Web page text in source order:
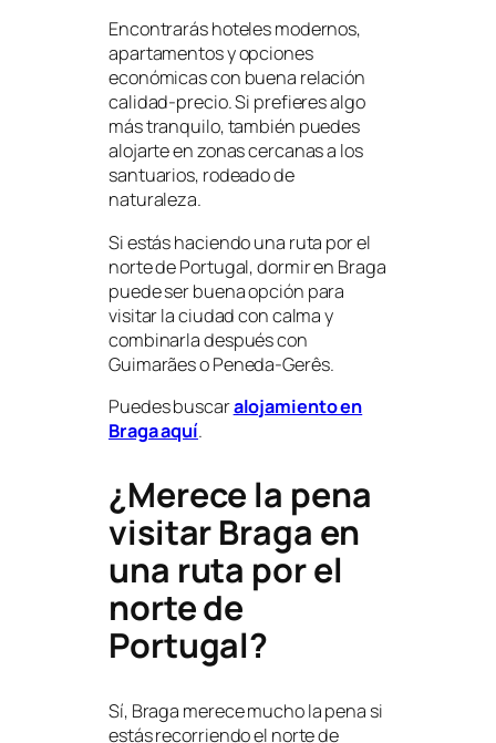
Encontrarás hoteles modernos,
apartamentos y opciones
económicas con buena relación
calidad-precio. Si prefieres algo
más tranquilo, también puedes
alojarte en zonas cercanas a los
santuarios, rodeado de
naturaleza.
Si estás haciendo una ruta por el
norte de Portugal, dormir en Braga
puede ser buena opción para
visitar la ciudad con calma y
combinarla después con
Guimarães o Peneda-Gerês.
Puedes buscaralojamiento en
Braga aquí.
¿Merece la pena
visitar Braga en
una ruta por el
norte de
Portugal?
Sí, Braga merece mucho la pena si
estás recorriendo el norte de